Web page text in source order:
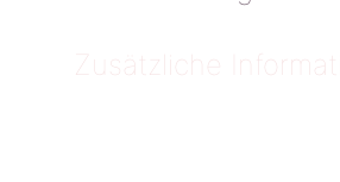
Zusätzliche